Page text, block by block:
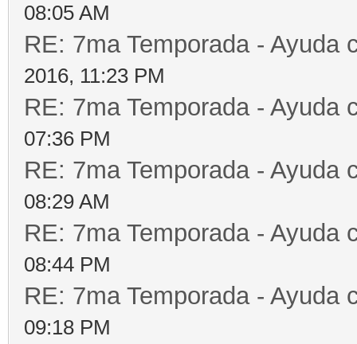
08:05 AM
RE: 7ma Temporada - Ayuda
2016, 11:23 PM
RE: 7ma Temporada - Ayuda
07:36 PM
RE: 7ma Temporada - Ayuda
08:29 AM
RE: 7ma Temporada - Ayuda
08:44 PM
RE: 7ma Temporada - Ayuda
09:18 PM